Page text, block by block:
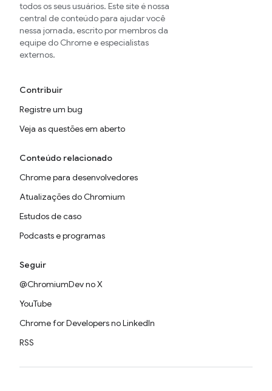
todos os seus usuários. Este site é nossa
central de conteúdo para ajudar você
nessa jornada, escrito por membros da
equipe do Chrome e especialistas
externos.
Contribuir
Registre um bug
Veja as questões em aberto
Conteúdo relacionado
Chrome para desenvolvedores
Atualizações do Chromium
Estudos de caso
Podcasts e programas
Seguir
@ChromiumDev no X
YouTube
Chrome for Developers no LinkedIn
RSS